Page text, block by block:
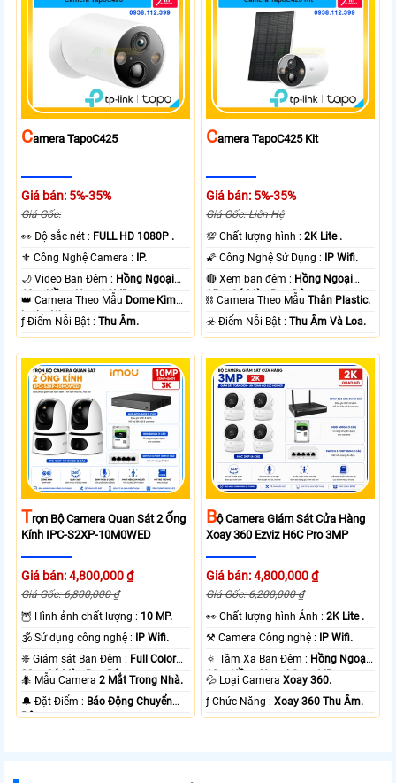
CAmera TapoC425
Giá bán: 5%-35%
Giá Gốc:
️👀 Độ sắc nét : FULL HD 1080P .
⚜️ Công Nghệ Camera :
IP.
🌙 Video Ban Đêm : Hồng Ngoại
10m Hồng Ngoại SMD.
👑 Camera Theo Mẫu Dome Kim
loại + Nhựa.
️ƒ Điểm Nỗi Bật :Thu Âm.
CAmera TapoC425 Kit
Giá bán: 5%-35%
Giá Gốc: Liên Hệ
💯 Chất lượng hình :2K Lite .
🌠 Công Nghệ Sử Dụng :
IP Wifi.
🔴 Xem ban đêm : Hồng Ngoại
15m Có Màu Ban Ðêm.
⛓ Camera Theo MẫuThân Plastic.
️☣️ Điểm Nỗi Bật :Thu Âm Và Loa.
TRọn Bộ Camera Quan Sát 2 Ống
Kính IPC-S2XP-10M0WED
Giá bán: 4,800,000 ₫
Giá Gốc: 6,800,000 ₫
🦉 Hình ảnh chất lượng : 10 MP.
🕉️ Sử dụng công nghệ :
IP Wifi.
❈ Giám sát Ban Đêm : Full Color
20m Có Màu Ban Ðêm.
🐜 Mẫu Camera2 Mắt Trong Nhà.
️🔔 Đặt Điểm : Báo Động Chuyển
Động.
BỘ Camera Giám Sát Cửa Hàng
Xoay 360 Ezviz H6C Pro 3MP
Giá bán: 4,800,000 ₫
Giá Gốc: 6,200,000 ₫
️👀 Chất lượng hình Ảnh :2K Lite .
⚒ Camera Công nghệ :
IP Wifi.
🔅 Tầm Xa Ban Đêm : Hồng Ngoại
10m Hồng Ngoại Smart IR.
💦 Loại CameraXoay 360.
️ƒ Chức Năng :Xoay 360 Thu Âm.